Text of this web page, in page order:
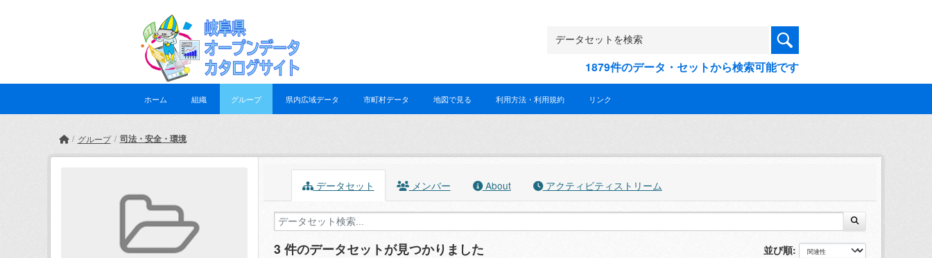
1879件のデータ・セットから検索可能です
ホーム 組織 グループ 県内広域データ 市町村データ 地図で見る 利用方法・利用規約 リンク
グループ 司法・安全・環境
データセット メンバー About アクティビティストリーム
並び順
3 件のデータセットが見つかりました